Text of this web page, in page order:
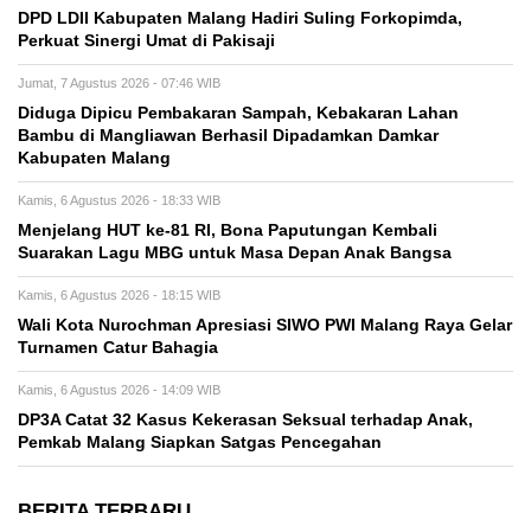
DPD LDII Kabupaten Malang Hadiri Suling Forkopimda,
Perkuat Sinergi Umat di Pakisaji
Jumat, 7 Agustus 2026 - 07:46 WIB
Diduga Dipicu Pembakaran Sampah, Kebakaran Lahan
Bambu di Mangliawan Berhasil Dipadamkan Damkar
Kabupaten Malang
Kamis, 6 Agustus 2026 - 18:33 WIB
Menjelang HUT ke-81 RI, Bona Paputungan Kembali
Suarakan Lagu MBG untuk Masa Depan Anak Bangsa
Kamis, 6 Agustus 2026 - 18:15 WIB
Wali Kota Nurochman Apresiasi SIWO PWI Malang Raya Gelar
Turnamen Catur Bahagia
Kamis, 6 Agustus 2026 - 14:09 WIB
DP3A Catat 32 Kasus Kekerasan Seksual terhadap Anak,
Pemkab Malang Siapkan Satgas Pencegahan